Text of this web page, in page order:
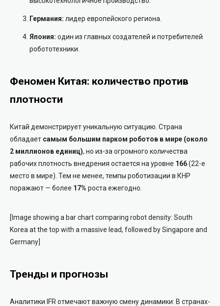
Германия: лидер европейского региона.
Япония: один из главных создателей и потребителей
робототехники.
Феномен Китая: количество против
плотности
Китай демонстрирует уникальную ситуацию. Страна
обладает самым большим парком роботов в мире (около
2 миллионов единиц), но из-за огромного количества
рабочих плотность внедрения остается на уровне 166(22-е
место в мире). Тем не менее, темпы роботизации в КНР
поражают — более 17% роста ежегодно.
[Image showing a bar chart comparing robot density: South
Korea at the top with a massive lead, followed by Singapore and
Germany]
Тренды и прогнозы
Аналитики IFR отмечают важную смену динамики: В странах-